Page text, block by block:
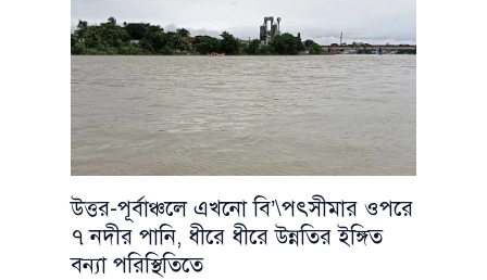
উত্তর-পূর্বাঞ্চলে এখনো বি’\পৎসীমার ওপরে
৭ নদীর পানি, ধীরে ধীরে উন্নতির ইঙ্গিত
বন্যা পরিস্থিতিতে